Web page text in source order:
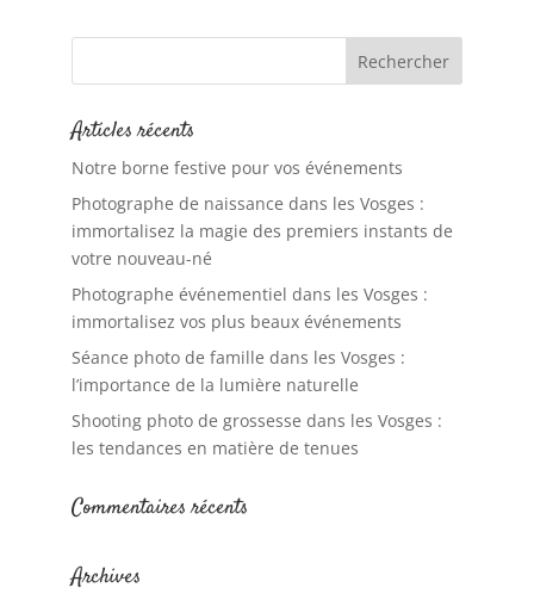
Articles récents
Notre borne festive pour vos événements
Photographe de naissance dans les Vosges :
immortalisez la magie des premiers instants de
votre nouveau-né
Photographe événementiel dans les Vosges :
immortalisez vos plus beaux événements
Séance photo de famille dans les Vosges :
l’importance de la lumière naturelle
Shooting photo de grossesse dans les Vosges :
les tendances en matière de tenues
Commentaires récents
Archives